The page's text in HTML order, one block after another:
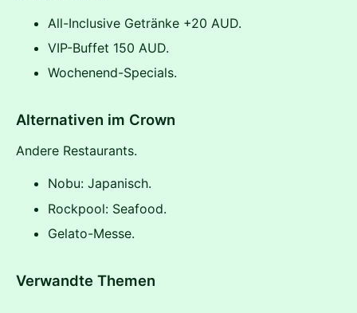
All-Inclusive Getränke +20 AUD.
VIP-Buffet 150 AUD.
Wochenend-Specials.
Alternativen im Crown
Andere Restaurants.
Nobu: Japanisch.
Rockpool: Seafood.
Gelato-Messe.
Verwandte Themen